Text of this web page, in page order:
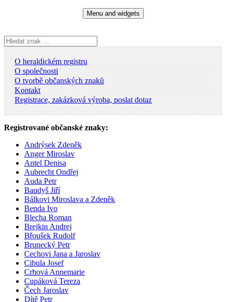
Menu and widgets
Vyhledávání
O heraldickém registru
O společnosti
O tvorbě občanských znaků
Kontakt
Registrace, zakázková výroba, poslat dotaz
Registrované občanské znaky:
Andrýsek Zdeněk
Anger Miroslav
Antel Denisa
Aubrecht Ondřej
Auda Petr
Baudyš Jiří
Bálkovi Miroslava a Zdeněk
Benda Ivo
Blecha Roman
Brejkin Andrej
Břoušek Rudolf
Brunecký Petr
Cechovi Jana a Jaroslav
Cibula Josef
Crhová Annemarie
Cupáková Tereza
Čech Jaroslav
Dítě Petr